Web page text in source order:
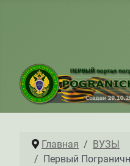
Главная
ВУЗЫ
Первый